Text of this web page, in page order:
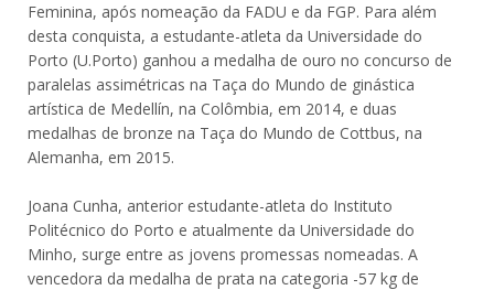
Feminina, após nomeação da FADU e da FGP. Para além
desta conquista, a estudante-atleta da Universidade do
Porto (U.Porto) ganhou a medalha de ouro no concurso de
paralelas assimétricas na Taça do Mundo de ginástica
artística de Medellín, na Colômbia, em 2014, e duas
medalhas de bronze na Taça do Mundo de Cottbus, na
Alemanha, em 2015.
Joana Cunha, anterior estudante-atleta do Instituto
Politécnico do Porto e atualmente da Universidade do
Minho, surge entre as jovens promessas nomeadas. A
vencedora da medalha de prata na categoria -57 kg de